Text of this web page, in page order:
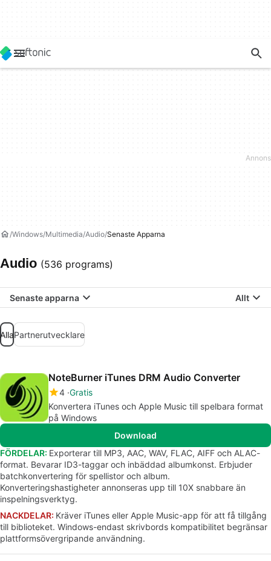
Windows Multimedia Audio Senaste Apparna
Audio (536 programs)
Senaste apparna Allt
AllaPartnerutvecklare
NoteBurner iTunes DRM Audio Converter
4 Gratis
Konvertera iTunes och Apple Music till spelbara format
på Windows
Download
FÖRDELAR: Exporterar till MP3, AAC, WAV, FLAC, AIFF och ALAC-
format. Bevarar ID3-taggar och inbäddad albumkonst. Erbjuder
batchkonvertering för spellistor och album.
Konverteringshastigheter annonseras upp till 10X snabbare än
inspelningsverktyg.
NACKDELAR: Kräver iTunes eller Apple Music-app för att få tillgång
till biblioteket. Windows-endast skrivbords kompatibilitet begränsar
plattformsövergripande användning.